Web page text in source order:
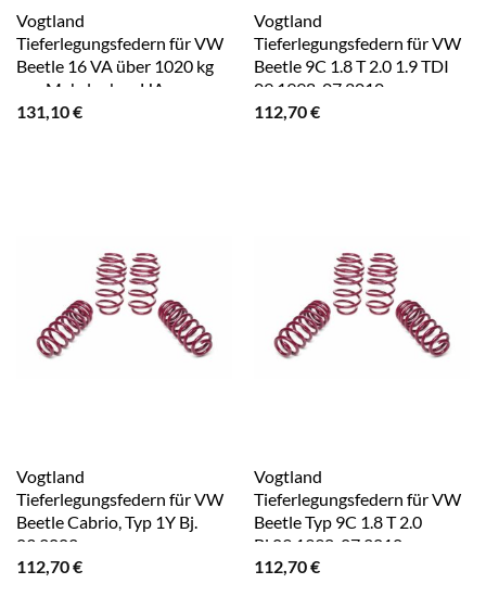
Vogtland
Tieferlegungsfedern für VW
Beetle 16 VA über 1020 kg
nur Mehrlenker-HA
131,10€
Vogtland
Tieferlegungsfedern für VW
Beetle 9C 1.8 T 2.0 1.9 TDI
09.1998-07.2010
112,70€
Vogtland
Tieferlegungsfedern für VW
Beetle Cabrio, Typ 1Y Bj.
03.2002-
112,70€
Vogtland
Tieferlegungsfedern für VW
Beetle Typ 9C 1.8 T 2.0
Bj.09.1998-07.2010
112,70€